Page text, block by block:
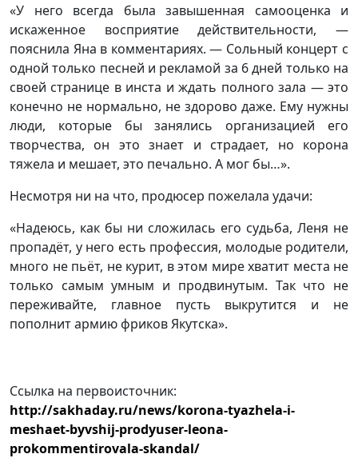
«У него всегда была завышенная самооценка и
искаженное восприятие действительности, —
пояснила Яна в комментариях. — Сольный концерт с
одной только песней и рекламой за 6 дней только на
своей странице в инста и ждать полного зала — это
конечно не нормально, не здорово даже. Ему нужны
люди, которые бы занялись организацией его
творчества, он это знает и страдает, но корона
тяжела и мешает, это печально. А мог бы…».
Несмотря ни на что, продюсер пожелала удачи:
«Надеюсь, как бы ни сложилась его судьба, Леня не
пропадёт, у него есть профессия, молодые родители,
много не пьёт, не курит, в этом мире хватит места не
только самым умным и продвинутым. Так что не
переживайте, главное пусть выкрутится и не
пополнит армию фриков Якутска».
Ссылка на первоисточник:
http://sakhaday.ru/news/korona-tyazhela-i-
meshaet-byvshij-prodyuser-leona-
prokommentirovala-skandal/